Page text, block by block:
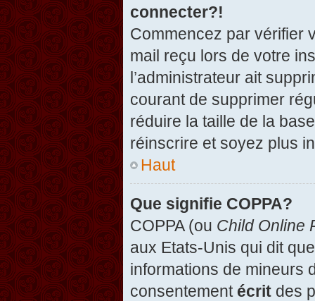
connecter?!
Commencez par vérifier
mail reçu lors de votre
l’administrateur ait
courant de supprimer
réduire la taille de la
réinscrire et soyez plus
Haut
Que signifie COPPA?
COPPA (ou Child Online
aux Etats-Unis qui dit
informations de mineurs
consentement écrit des